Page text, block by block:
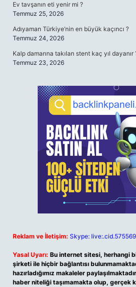
Ev tavşanın eti yenir mi ?
Temmuz 25, 2026
Adıyaman Türkiye’nin en büyük kaçıncı ?
Temmuz 24, 2026
Kalp damarına takılan stent kaç yıl dayanır
Temmuz 23, 2026
Reklam ve İletişim: Skype:
Yasal Uyarı: Bu internet sitesi, herhangi
şirketi ile hiçbir bağlantısı
hazırladığımız makaleler
haber niteliği taşımamakta olup, gerçek